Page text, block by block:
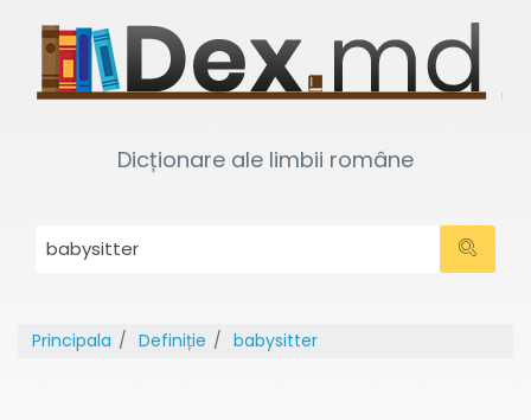
Dicționare ale limbii române
Principala Definiție babysitter